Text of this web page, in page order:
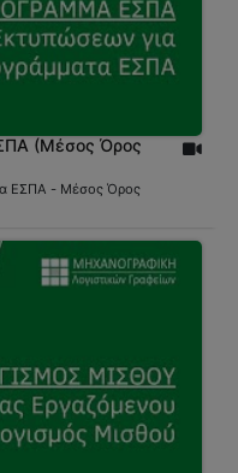
(Μέσος Όρος
ΕΣΠΑ - Μέσος Όρος